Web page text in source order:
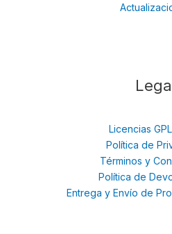
Licencias
Política de
Términos y
Política de
Entrega y Envío de